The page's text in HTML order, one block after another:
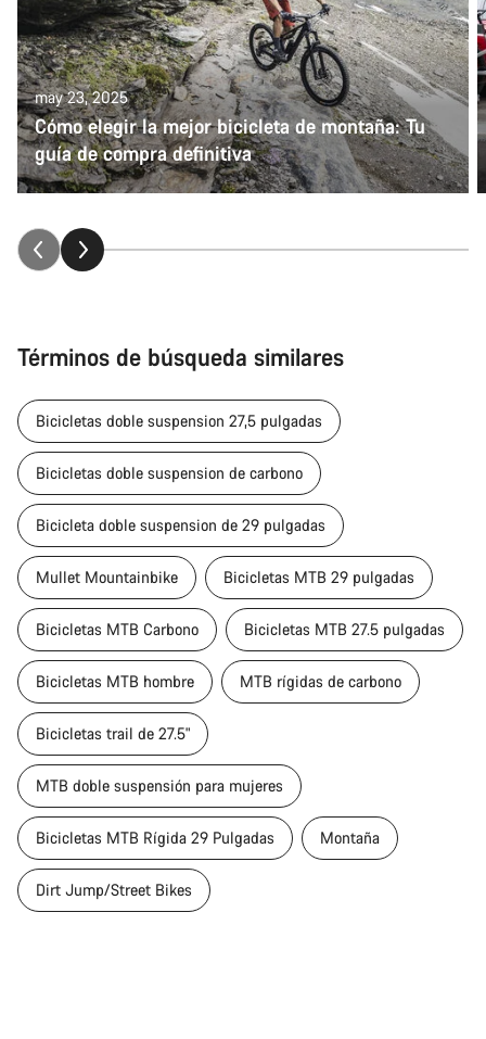
may 23, 2025
Cómo elegir la mejor bicicleta de montaña: Tu
guía de compra definitiva
Términos de búsqueda similares
Bicicletas doble suspension 27,5 pulgadas
Bicicletas doble suspension de carbono
Bicicleta doble suspension de 29 pulgadas
Mullet Mountainbike Bicicletas MTB 29 pulgadas
Bicicletas MTB Carbono Bicicletas MTB 27.5 pulgadas
Bicicletas MTB hombre MTB rígidas de carbono
Bicicletas trail de 27.5"
MTB doble suspensión para mujeres
Bicicletas MTB Rígida 29 Pulgadas Montaña
Dirt Jump/Street Bikes